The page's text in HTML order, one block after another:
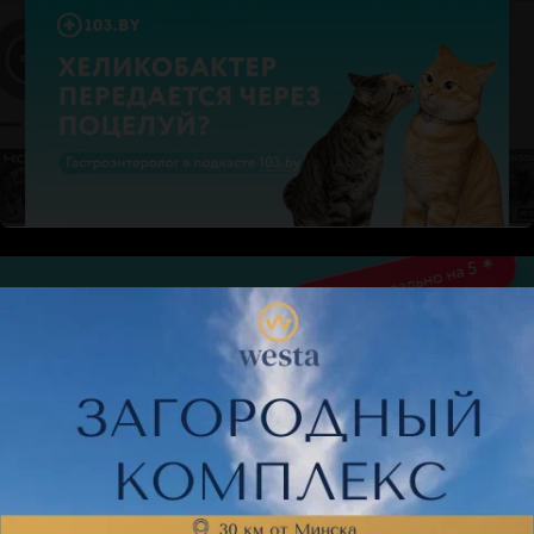
большое разнообразие игр в игровых автоматах
Novomatic.
Novomatic — современные австрийские игровые
автоматы, одни из самых лучших и популярных во всем
мире. Игроки ценят их за огромное разнообразие игр и
высокую вероятность выигрыша. С помощью этих
аппаратов вы можете найти золото фараонов,
отправиться в кругосветное путешествие, собрать
жемчуга на морском дне, поиграть в карты, улететь в
космос. Испытайте себя в этих и многих других
приключениях и получите награду.
Клуб «Фараон» заботится о своих посетителях. Для вас
― бесплатные напиткичай, кофе, вода, лимонад),
конфеты, сигареты. В баре вы можете поесть, заказать
спиртное и различные коктейли. Для VIP клиентов весь
ассортимент бара бесплатно. Доброжелательный
персонал будет рад пообщаться с вами: ответить на все
ваши вопросы касательно игр, объяснить их правила,